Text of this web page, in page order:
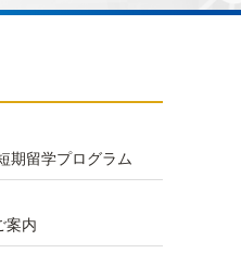
期留学プログラム
案内